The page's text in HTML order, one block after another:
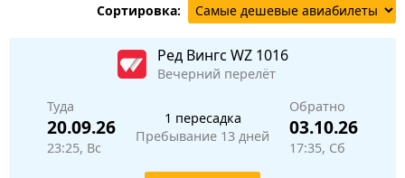
Сортировка:
Ред Вингс WZ 1016
Вечерний перелёт
Туда
20.09.26
23:25, Вс
1 пересадка
Пребывание 13 дней
Обратно
03.10.26
17:35, Сб